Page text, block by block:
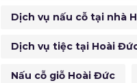
Dịch vụ nấu cỗ tại nhà
Dịch vụ tiệc tại Hoài
Nấu cỗ giỗ Hoài Đức